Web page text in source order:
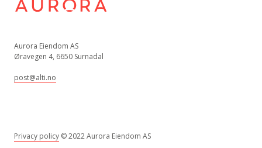
Aurora Eiendom AS
Øravegen 4, 6650 Surnadal
post@alti.no
Privacy policy © 2022 Aurora Eiendom AS